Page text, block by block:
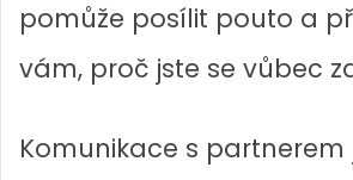
pomůže posílit pouto a
vám, proč jste se vůbec
Komunikace s partnerem